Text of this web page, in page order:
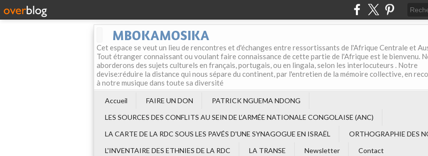
MBOKAMOSIKA
Cet espace se veut un lieu de rencontres et d'échanges entre ressortissants de l'Afrique Centrale et
Tout étranger connaissant ou voulant faire connaissance de cette partie de l'Afrique est le bienvenu.
aborderons des sujets culturels en français, portugais, ou en lingala, selon les interlocuteurs . Notre
devise:réduire la distance qui nous sépare du continent, par l'entretien de la mémoire collective, en
à notre musique dans toute sa diversité
Accueil FAIRE UN DON
PATRICK NGUEMA NDONG
LES SOURCES DES CONFLITS AU SEIN DE L‘ARMÉE NATIONALE CONGOLAISE (ANC)
LA CARTE DE LA RDC SOUS LES PAVÉS D'UNE SYNAGOGUE EN ISRAËL
ORTHOGRAPHIE DES
L'INVENTAIRE DES ETHNIES DE LA RDC
LA TRANSE Newsletter Contact